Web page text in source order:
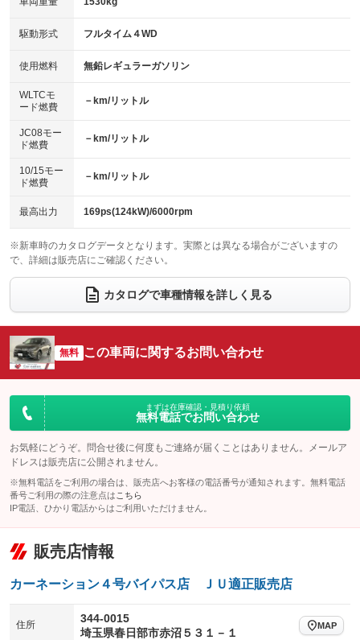
アイドリングストップ
：装備あり
USB入力端子
：装備あり
100V電源
：装備なし
センターデフロック
：装備なし
電動格納ミラー
：装備あり
キーレス
HID(キセノンライト)
：装備なし
バックカメラ
：装備あり
エアロ
：装備あり
：装備なし
パワーシート
ベンチシート
：装備なし
チップアップシート
：装備なし
：装備なし ：装備なし
ウォークスルー
：装備なし
電動リアゲート フロントカメラ
：装備なし
：装備なし ：装備なし
サイドカメラ
：装備なし ルーフレール
：装備なし
：装備なし
：装備なし
駆動形式 フルタイム４WD
使用燃料 無鉛レギュラーガソリン
WLTCモ
ード燃費
－km/リットル
JC08モー
ド燃費
－km/リットル
10/15モー
ド燃費
－km/リットル
最高出力 169ps(124kW)/6000rpm
※新車時のカタログデータとなります。実際とは異なる場合がございますの
で、詳細は販売店にご確認ください。
カタログで車種情報を詳しく見る
無料 この車両に関するお問い合わせ
まずは在庫確認・見積り依頼
無料電話でお問い合わせ
お気軽にどうぞ。問合せ後に何度もご連絡が届くことはありません。メールア
ドレスは販売店に公開されません。
※無料電話をご利用の場合は、販売店へお客様の電話番号が通知されます。無料電話
番号ご利用の際の注意点は こちら
IP電話、ひかり電話からはご利用いただけません。
販売店情報
カーネーション４号バイパス店 ＪＵ適正販売店
住所
344-0015
埼玉県春日部市赤沼５３１－１
MAP